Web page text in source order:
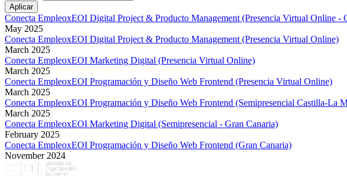
Conecta EmpleoxEOI Digital Project & Producto Management (Presencia Virtual Online -
May 2025
Conecta EmpleoxEOI Digital Project & Producto Management (Presencia Virtual Online)
March 2025
Conecta EmpleoxEOI Marketing Digital (Presencia Virtual Online)
March 2025
Conecta EmpleoxEOI Programación y Diseño Web Frontend (Presencia Virtual Online)
March 2025
Conecta EmpleoxEOI Programación y Diseño Web Frontend (Semipresencial Castilla-La
March 2025
Conecta EmpleoxEOI Marketing Digital (Semipresencial - Gran Canaria)
February 2025
Conecta EmpleoxEOI Programación y Diseño Web Frontend (Gran Canaria)
November 2024